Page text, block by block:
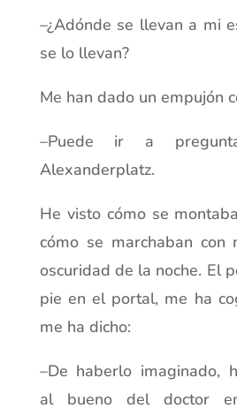
–¿Adónde se llevan a mi
se lo llevan?
Me han dado un empujón
–Puede ir a
Alexanderplatz.
He visto cómo se
cómo se marchaban
oscuridad de la noche. El
pie en el portal, me ha
me ha dicho:
–De haberlo imaginado,
al bueno del doctor